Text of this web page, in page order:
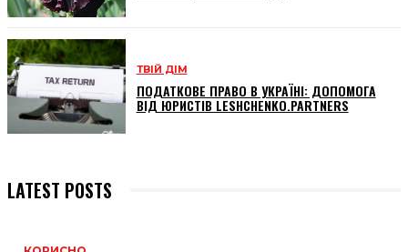
ТВІЙ ДІМ
ПОДАТКОВЕ ПРАВО В УКРАЇНІ: ДОПОМОГА
ВІД ЮРИСТІВ LESHCHENKO.PARTNERS
LATEST POSTS